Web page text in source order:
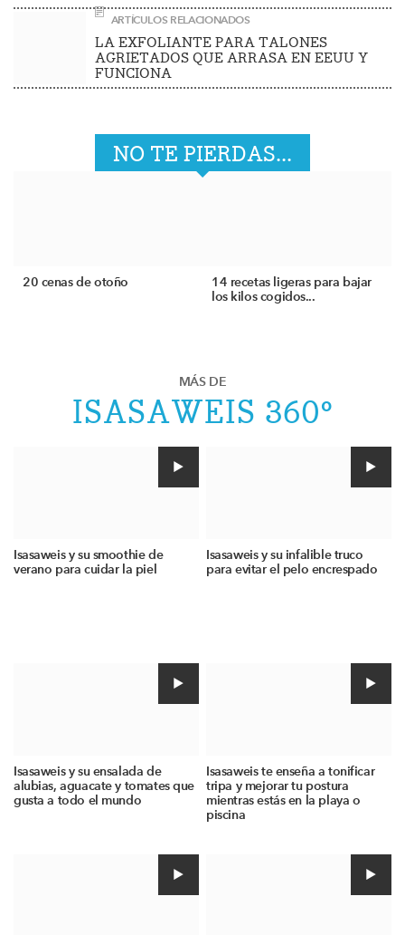
ARTÍCULOS RELACIONADOS
LA EXFOLIANTE PARA TALONES
AGRIETADOS QUE ARRASA EN EEUU Y
FUNCIONA
NO TE PIERDAS...
20 cenas de otoño
14 recetas ligeras para bajar
los kilos cogidos...
MÁS DE
ISASAWEIS 360º
Isasaweis y su smoothie de
verano para cuidar la piel
Isasaweis y su infalible truco
para evitar el pelo encrespado
Isasaweis y su ensalada de
alubias, aguacate y tomates que
gusta a todo el mundo
Isasaweis te enseña a tonificar
tripa y mejorar tu postura
mientras estás en la playa o
piscina